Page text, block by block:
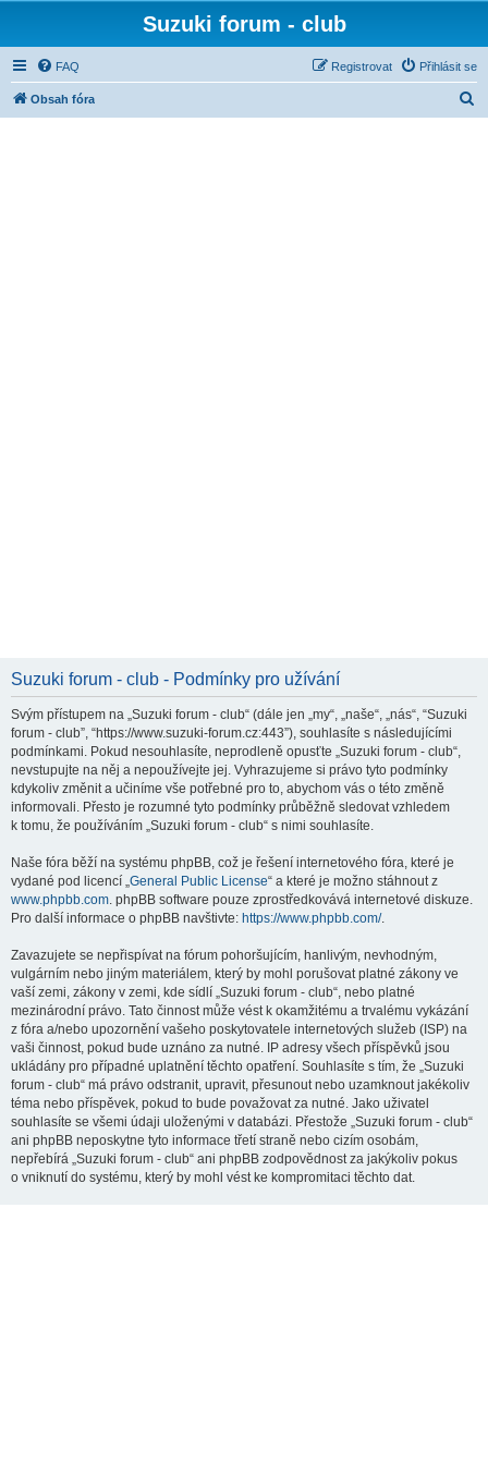
Suzuki forum - club
FAQ Přihlásit se
Registrovat
Obsah fóra
Suzuki forum - club - Podmínky pro užívání
Svým přístupem na „Suzuki forum - club“ (dále jen „my“, „naše“, „nás“, “Suzuki
forum - club”, “https://www.suzuki-forum.cz:443”), souhlasíte s následujícími
podmínkami. Pokud nesouhlasíte, neprodleně opusťte „Suzuki forum - club“,
nevstupujte na něj a nepoužívejte jej. Vyhrazujeme si právo tyto podmínky
kdykoliv změnit a učiníme vše potřebné pro to, abychom vás o této změně
informovali. Přesto je rozumné tyto podmínky průběžně sledovat vzhledem
k tomu, že používáním „Suzuki forum - club“ s nimi souhlasíte.
Naše fóra běží na systému phpBB, což je řešení internetového fóra, které je
vydané pod licencí „General Public License“ a které je možno stáhnout z
www.phpbb.com. phpBB software pouze zprostředkovává internetové diskuze.
Pro další informace o phpBB navštivte: https://www.phpbb.com/.
Zavazujete se nepřispívat na fórum pohoršujícím, hanlivým, nevhodným,
vulgárním nebo jiným materiálem, který by mohl porušovat platné zákony ve
vaší zemi, zákony v zemi, kde sídlí „Suzuki forum - club“, nebo platné
mezinárodní právo. Tato činnost může vést k okamžitému a trvalému vykázání
z fóra a/nebo upozornění vašeho poskytovatele internetových služeb (ISP) na
vaši činnost, pokud bude uznáno za nutné. IP adresy všech příspěvků jsou
ukládány pro případné uplatnění těchto opatření. Souhlasíte s tím, že „Suzuki
forum - club“ má právo odstranit, upravit, přesunout nebo uzamknout jakékoliv
téma nebo příspěvek, pokud to bude považovat za nutné. Jako uživatel
souhlasíte se všemi údaji uloženými v databázi. Přestože „Suzuki forum - club“
ani phpBB neposkytne tyto informace třetí straně nebo cizím osobám,
nepřebírá „Suzuki forum - club“ ani phpBB zodpovědnost za jakýkoliv pokus
o vniknutí do systému, který by mohl vést ke kompromitaci těchto dat.